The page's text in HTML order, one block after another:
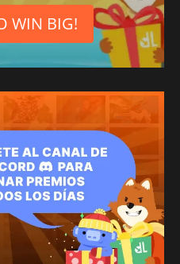
WIN BIG!